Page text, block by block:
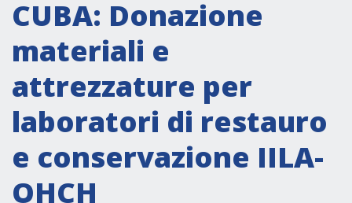
Segreteria Culturale
Segreteria Socio-economica
Segreteria Tecnico scientifica
Forum PMI
Conferenze Italia-America Latina e Caraibi
Rete per la promozione dell’uguaglianza di
genere
CUBA: Donazione
materiali e
attrezzature per
laboratori di restauro
e conservazione IILA-
OHCH